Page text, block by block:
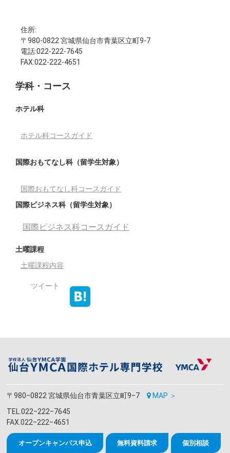
住所:
〒980-0822 宮城県仙台市青葉区立町9-7
電話:022-222-7645
FAX:022-222-4651
学科・コース
ホテル科
ホテル科コースガイド
国際おもてなし科（留学生対象）
国際おもてなし科コースガイド
国際ビジネス科（留学生対象）
国際ビジネス科コースガイド
土曜課程
土曜課程内容
ツイート
〒980‒0822 宮城県仙台市青葉区立町9‒7
MAP ＞
TEL.022‒222‒7645
FAX.022‒222‒4651
オープンキャンパス申込 無料資料請求 個別相談